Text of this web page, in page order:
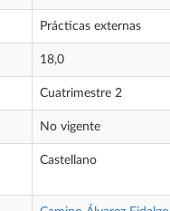
Prácticas externas
18,0
Cuatrimestre 2
No vigente
Castellano